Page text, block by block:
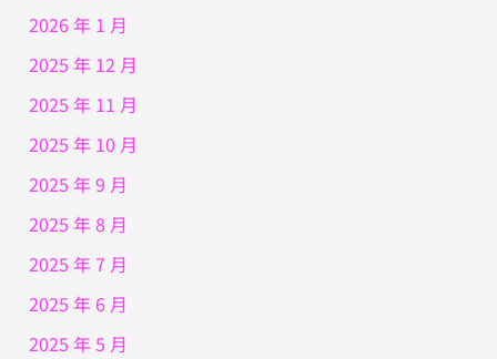
2026 年 1 月
2025 年 12 月
2025 年 11 月
2025 年 10 月
2025 年 9 月
2025 年 8 月
2025 年 7 月
2025 年 6 月
2025 年 5 月